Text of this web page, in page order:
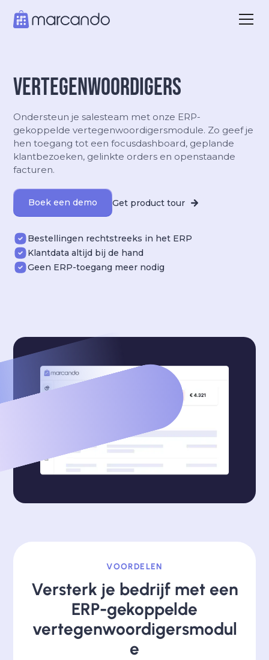
Vertegenwoordigers
Ondersteun je salesteam met onze ERP-
gekoppelde vertegenwoordigersmodule. Zo geef je
hen toegang tot een focusdashboard, geplande
klantbezoeken, gelinkte orders en openstaande
facturen.
Boek een demo Get product tour
Bestellingen rechtstreeks in het ERP
Klantdata altijd bij de hand
Geen ERP-toegang meer nodig
VOORDELEN
Versterk je bedrijf met een
ERP-gekoppelde
vertegenwoordigersmodul
e